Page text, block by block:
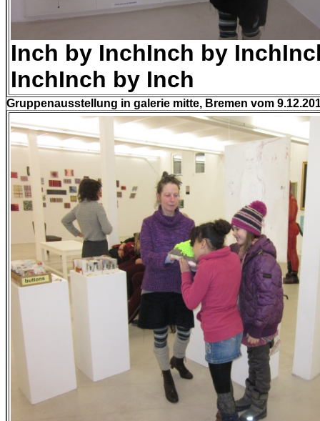
Inch by InchInch by Inch
InchInch by Inch
Gruppenausstellung in galerie mitte, Bremen vom